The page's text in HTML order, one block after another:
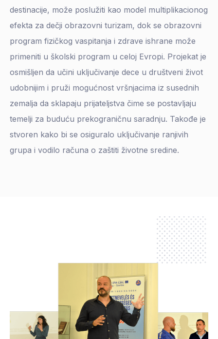
destinacije, može poslužiti kao model multiplikacionog
efekta za dečji obrazovni turizam, dok se obrazovni
program fizičkog vaspitanja i zdrave ishrane može
primeniti u školski program u celoj Evropi. Projekat je
osmišljen da učini uključivanje dece u društveni život
udobnijim i pruži mogućnost vršnjacima iz susednih
zemalja da sklapaju prijateljstva čime se postavljaju
temelji za buduću prekograničnu saradnju. Takođe je
stvoren kako bi se osiguralo uključivanje ranjivih
grupa i vodilo računa o zaštiti životne sredine.